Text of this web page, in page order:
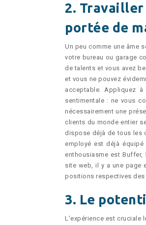
2. Travailler
portée de
Un peu comme une âme
votre bureau ou garage
de talents et vous avez
et vous ne pouvez
acceptable. Appliquez
sentimentale : ne vous
nécessairement une
clients du monde entier
dispose déjà de tous les
employé est déjà
enthousiasme est
site web, il y a une page
positions respectives des
3. Le
L’expérience est cruciale